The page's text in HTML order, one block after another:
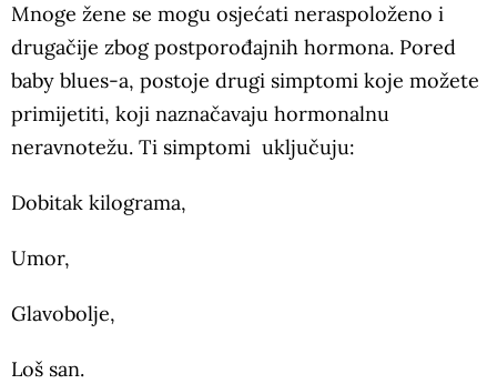
Mnoge žene se mogu osjećati neraspoloženo i
drugačije zbog postporođajnih hormona. Pored
baby blues-a, postoje drugi simptomi koje možete
primijetiti, koji naznačavaju hormonalnu
neravnotežu. Ti simptomi uključuju:
Dobitak kilograma,
Umor,
Glavobolje,
Loš san.